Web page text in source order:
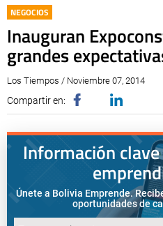
NEGOCIOS
Inauguran
grandes
Los Tiempos / Noviembre 07, 2014
Compartir en:
Información
Únete a Bolivia Emprende.
oportunidades de